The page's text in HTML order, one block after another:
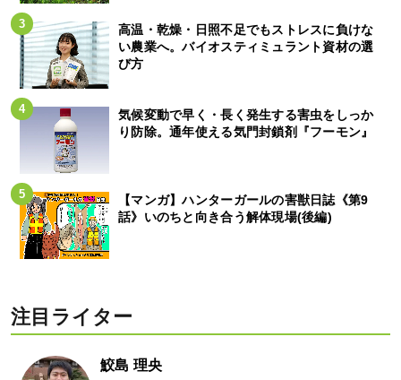
高温・乾燥・日照不足でもストレスに負けな
い農業へ。バイオスティミュラント資材の選
び方
気候変動で早く・長く発生する害虫をしっか
り防除。通年使える気門封鎖剤『フーモン』
【マンガ】ハンターガールの害獣日誌《第9
話》いのちと向き合う解体現場(後編)
注目ライター
鮫島 理央